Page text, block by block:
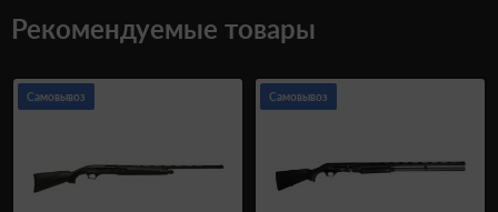
Рекомендуемые товары
Самовывоз Самовывоз